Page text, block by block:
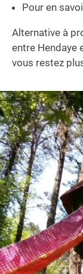
Pour en
Alternative à
entre Hendaye
vous restez